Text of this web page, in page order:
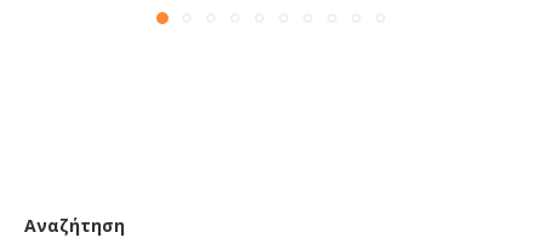
Αναζήτηση